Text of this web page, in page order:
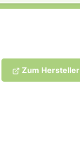
Zum Hersteller